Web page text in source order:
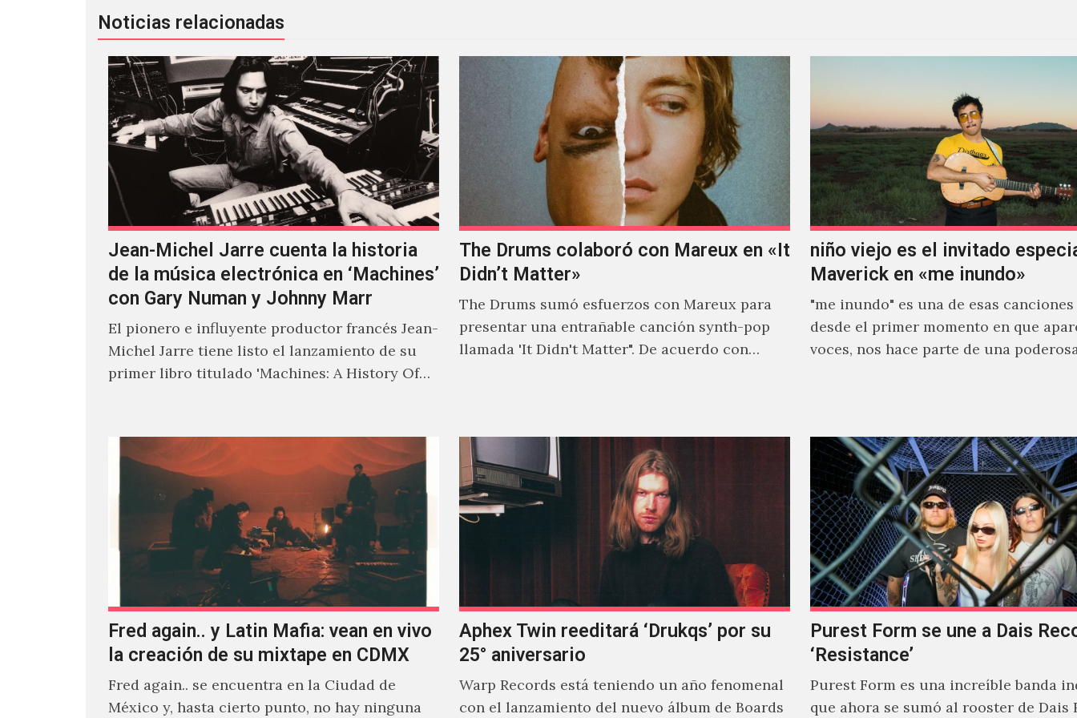
Noticias relacionadas
Jean-Michel Jarre cuenta la historia
de la música electrónica en ‘Machines’
con Gary Numan y Johnny Marr
El pionero e influyente productor francés Jean-
Michel Jarre tiene listo el lanzamiento de su
primer libro titulado 'Machines: A History Of
The Drums colaboró con Mareux en «It
Didn’t Matter»
The Drums sumó esfuerzos con Mareux para
presentar una entrañable canción synth-pop
llamada 'It Didn't Matter". De acuerdo con
niño viejo es el invitado
Maverick en «me inundo»
"me inundo" es una de esas canciones
desde el primer momento en que
voces, nos hace parte de una
Fred again.. y Latin Mafia: vean en vivo
la creación de su mixtape en CDMX
Fred again.. se encuentra en la Ciudad de
México y, hasta cierto punto, no hay ninguna
Aphex Twin reeditará ‘Drukqs’ por su
25° aniversario
Warp Records está teniendo un año fenomenal
con el lanzamiento del nuevo álbum de Boards
Purest Form se une a Dais
‘Resistance’
Purest Form es una increíble banda
que ahora se sumó al rooster de Dais